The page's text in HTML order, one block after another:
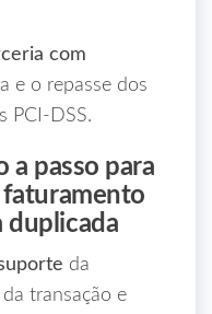
com
e o repasse dos
PCI‑DSS.
a passo para
duplicada
da
transação e